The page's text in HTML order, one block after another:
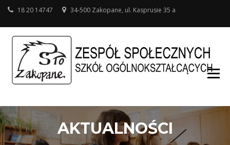
18 20 14747 34-500 Zakopane, ul. Kasprusie 35 a
AKTUALNOŚCI